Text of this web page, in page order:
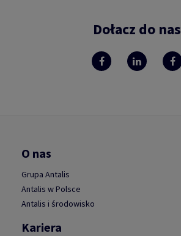
Dołacz do nas
O nas
Grupa Antalis
Antalis w Polsce
Antalis i środowisko
Kariera